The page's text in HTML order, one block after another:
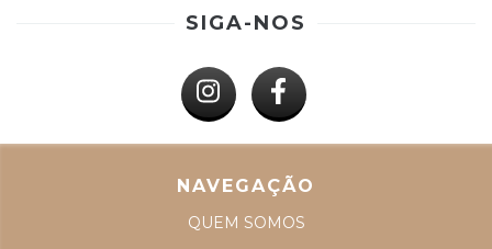
SIGA-NOS
NAVEGAÇÃO
QUEM SOMOS